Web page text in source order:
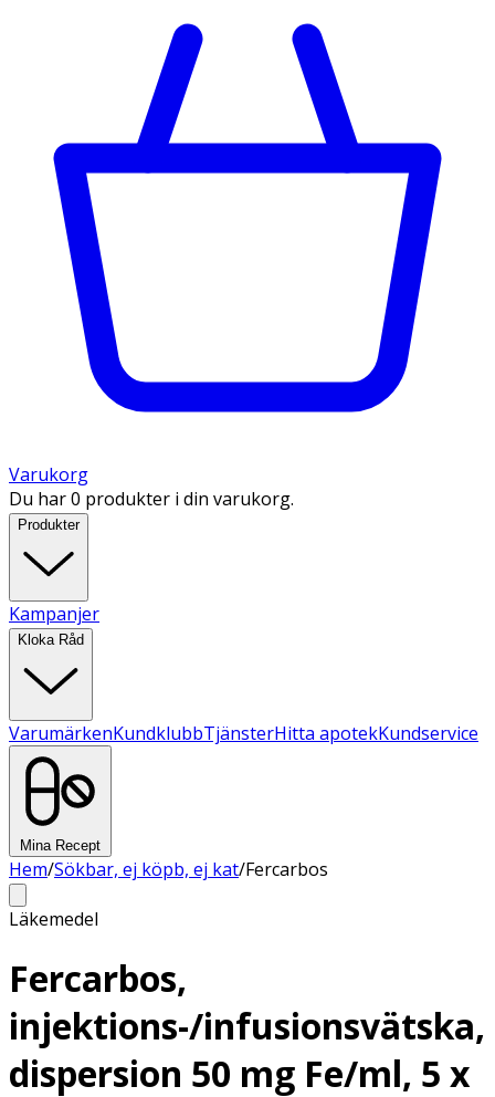
Varukorg
Du har 0 produkter i din varukorg.
Produkter
Kampanjer
Kloka Råd
VarumärkenKundklubbTjänsterHitta apotekKundservice
Mina Recept
Hem/Sökbar, ej köpb, ej kat/Fercarbos
Läkemedel
Fercarbos,
injektions-/infusionsvätska,
dispersion 50 mg Fe/ml, 5 x